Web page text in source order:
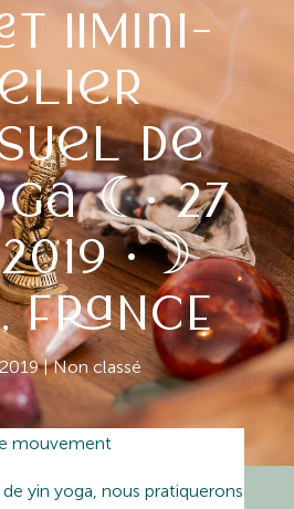
||Mini-
de
☾• 27
•☽
FRANCE
|Non classé
mouvement
yin yoga, nous pratiquerons